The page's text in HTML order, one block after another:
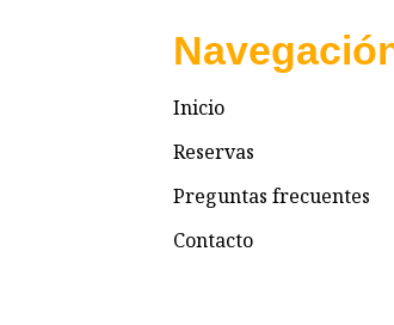
Inicio
Reservas
Preguntas frecuentes
Contacto